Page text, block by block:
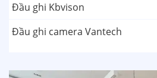
Đầu ghi Kbvison
Đầu ghi camera Vantech